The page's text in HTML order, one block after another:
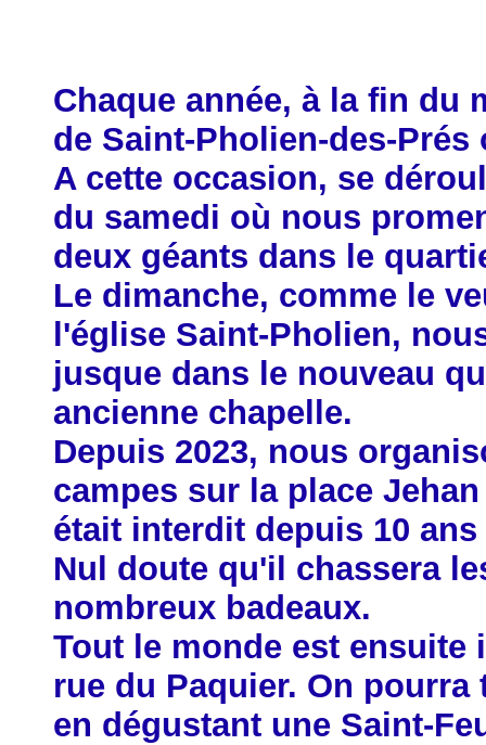
Chaque année, à la fin du
de Saint-Pholien-des-
A cette occasion, se
du samedi où nous
deux géants dans le
Le dimanche, comme le
l'église Saint-Pholien,
jusque dans le nouveau
ancienne chapelle.
Depuis 2023, nous
campes sur la place
était interdit depuis 10
Nul doute qu'il chassera
nombreux badeaux.
Tout le monde est ensuite
rue du Paquier. On
en dégustant une Saint-